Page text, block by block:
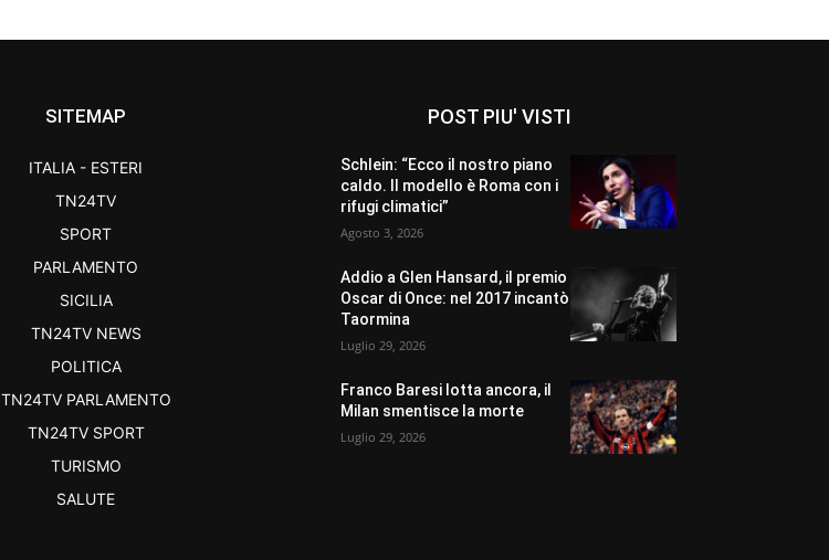
SITEMAP
ITALIA - ESTERI
TN24TV
SPORT
PARLAMENTO
SICILIA
TN24TV NEWS
POLITICA
TN24TV PARLAMENTO
TN24TV SPORT
TURISMO
SALUTE
POST PIU' VISTI
Schlein: “Ecco il nostro piano
caldo. Il modello è Roma con i
rifugi climatici”
Agosto 3, 2026
Addio a Glen Hansard, il premio
Oscar di Once: nel 2017 incantò
Taormina
Luglio 29, 2026
Franco Baresi lotta ancora, il
Milan smentisce la morte
Luglio 29, 2026